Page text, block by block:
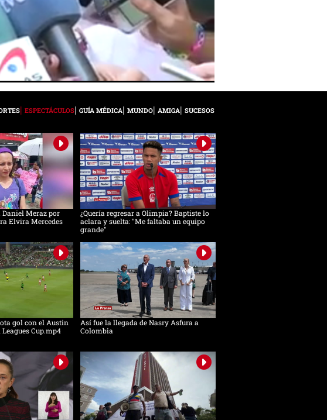
ESPECTÁCULOS GUÍA MÉDICA MUNDO AMIGA SUCESOS
Meraz por
Elvira Mercedes
¿Quería regresar a Olimpia? Baptiste lo
aclara y suelta: "Me faltaba un equipo
grande"
gol con el Austin
Cup.mp4
Así fue la llegada de Nasry Asfura a
Colombia